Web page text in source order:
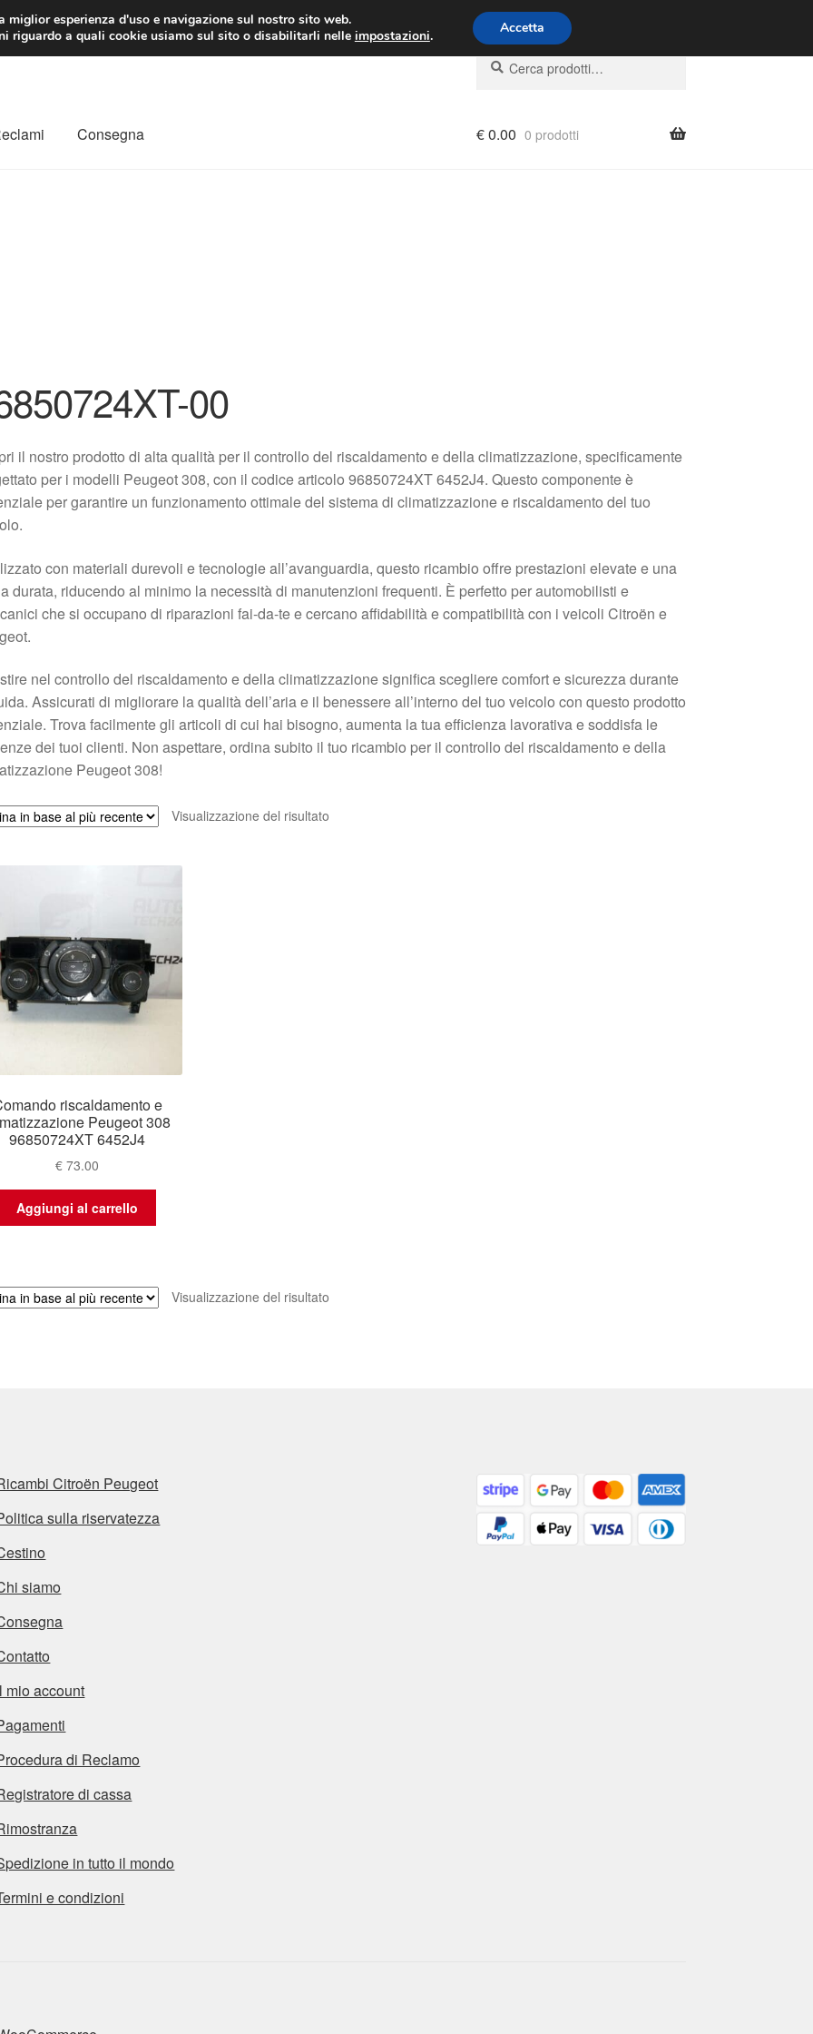
EUR Lun-Ven 9:00 - 16:00 800 580 290
Cerca:
Cerca
Consegna €0.00 0 prodotti
00
il nostro prodotto di alta qualità per il controllo del riscaldamento e della climatizzazione, specificamente
per i modelli Peugeot 308, con il codice articolo 96850724XT 6452J4. Questo componente è
per garantire un funzionamento ottimale del sistema di climatizzazione e riscaldamento del tuo
con materiali durevoli e tecnologie all’avanguardia, questo ricambio offre prestazioni elevate e una
durata, riducendo al minimo la necessità di manutenzioni frequenti. È perfetto per automobilisti e
che si occupano di riparazioni fai-da-te e cercano affidabilità e compatibilità con i veicoli Citroën e
nel controllo del riscaldamento e della climatizzazione significa scegliere comfort e sicurezza durante
Assicurati di migliorare la qualità dell’aria e il benessere all’interno del tuo veicolo con questo prodotto
Trova facilmente gli articoli di cui hai bisogno, aumenta la tua efficienza lavorativa e soddisfa le
dei tuoi clienti. Non aspettare, ordina subito il tuo ricambio per il controllo del riscaldamento e della
Peugeot 308!
Visualizzazione del risultato
riscaldamento e
Peugeot 308
96850724XT 6452J4
€ 73.00
Aggiungi al carrello
Visualizzazione del risultato
Citroën Peugeot
sulla riservatezza
siamo
mio account
di Reclamo
di cassa
in tutto il mondo
e condizioni
esperienza d'uso e navigazione sul nostro sito web.
riguardo a quali cookie usiamo sul sito o disabilitarli nelle impostazioni. Accetta